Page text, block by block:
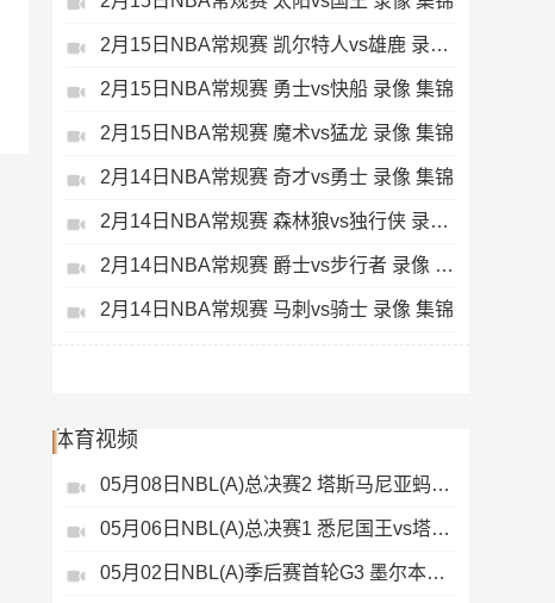
2月15日NBA常规赛 凯尔特人vs雄鹿 录像 集锦
2月15日NBA常规赛 勇士vs快船 录像 集锦
2月15日NBA常规赛 魔术vs猛龙 录像 集锦
2月14日NBA常规赛 奇才vs勇士 录像 集锦
2月14日NBA常规赛 森林狼vs独行侠 录像 集锦
2月14日NBA常规赛 爵士vs步行者 录像 集锦
2月14日NBA常规赛 马刺vs骑士 录像 集锦
体育视频
05月08日NBL(A)总决赛2 塔斯马尼亚蚂蚁vs悉尼国王 录像
05月06日NBL(A)总决赛1 悉尼国王vs塔斯马尼亚蚂蚁 全场录像
05月02日NBL(A)季后赛首轮G3 墨尔本联 - 塔斯马尼亚蚂蚁 录像集锦